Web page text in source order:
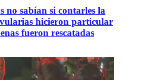
no sabían si contarles la
hicieron particular
fueron rescatadas